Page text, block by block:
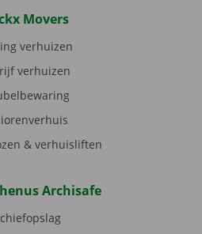
Movers
verhuizen
verhuizen
& verhuisliften
Archisafe